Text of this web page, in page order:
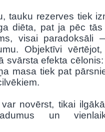
tauku rezerves tiek
diēta, pat ja pēc
visai paradoksāli
Objektīvi
svārsta efekta
masa tiek pat
novērst, tikai
un